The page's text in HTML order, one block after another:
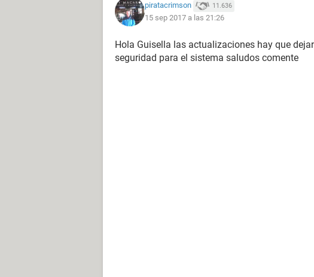
piratacrimson 11.636
15 sep 2017 a las 21:26
Hola Guisella las actualizaciones hay que
seguridad para el sistema saludos comente